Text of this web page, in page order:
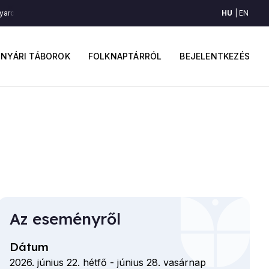
fiók
menüje
BEJELENTKEZÉS
NYÁRI TÁBOROK FOLKNAPTÁRRÓL
Moldvából (Moldva) Serény magyaros Moldvából (Moldva) Serény
HU EN
Az eseményről
Dátum
2026. június 22. hétfő - június 28. vasárnap